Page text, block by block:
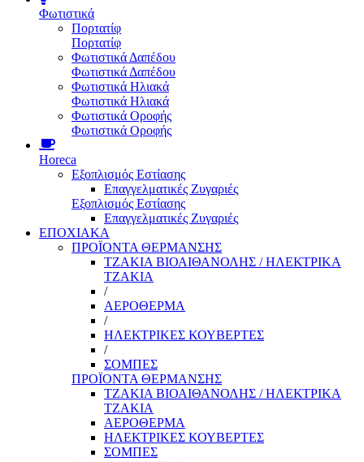
Φωτιστικά
Πορτατίφ
Πορτατίφ
Φωτιστικά Δαπέδου
Φωτιστικά Δαπέδου
Φωτιστικά Ηλιακά
Φωτιστικά Ηλιακά
Φωτιστικά Οροφής
Φωτιστικά Οροφής
Horeca
Εξοπλισμός Εστίασης
Επαγγελματικές Ζυγαριές
Εξοπλισμός Εστίασης
Επαγγελματικές Ζυγαριές
ΕΠΟΧΙΑΚΑ
ΠΡΟΪΟΝΤΑ ΘΕΡΜΑΝΣΗΣ
ΤΖΑΚΙΑ ΒΙΟΑΙΘΑΝΟΛΗΣ / ΗΛΕΚΤΡΙΚΑ
ΤΖΑΚΙΑ
/
ΑΕΡΟΘΕΡΜΑ
/
ΗΛΕΚΤΡΙΚΕΣ ΚΟΥΒΕΡΤΕΣ
/
ΣΟΜΠΕΣ
ΠΡΟΪΟΝΤΑ ΘΕΡΜΑΝΣΗΣ
ΤΖΑΚΙΑ ΒΙΟΑΙΘΑΝΟΛΗΣ / ΗΛΕΚΤΡΙΚΑ
ΤΖΑΚΙΑ
ΑΕΡΟΘΕΡΜΑ
ΗΛΕΚΤΡΙΚΕΣ ΚΟΥΒΕΡΤΕΣ
ΣΟΜΠΕΣ